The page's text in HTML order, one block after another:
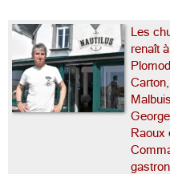
Les
renaît
Raoux